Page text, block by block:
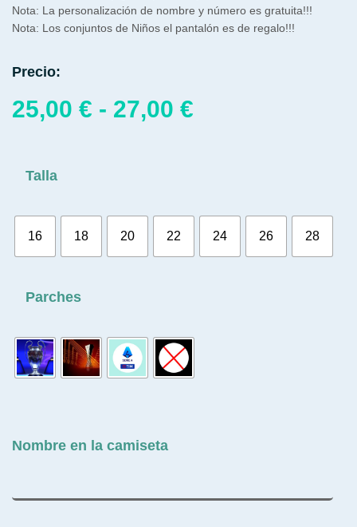
Nota: La personalización de nombre y número es gratuita!!!
Nota: Los conjuntos de Niños el pantalón es de regalo!!!
Precio:
25,00 € - 27,00 €
Talla
16 18 20 22 24 26 28
Parches
Nombre en la camiseta